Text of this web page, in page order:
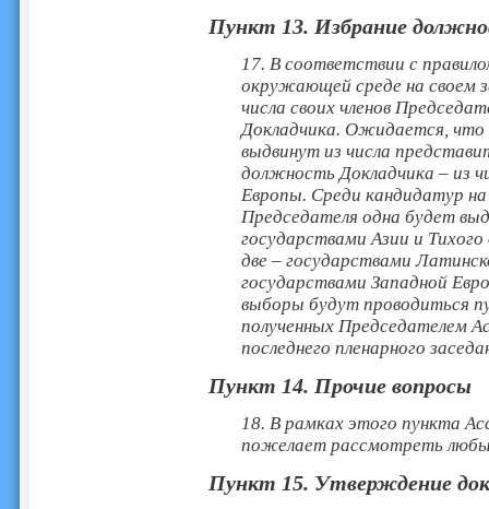
Пункт 13. Избрание
17. В соответствии с
окружающей среде на своем
числа своих членов
Докладчика. Ожидается,
выдвинут из числа
должность Докладчика – из
Европы. Среди кандидатур
Председателя одна будет
государствами Азии и
две – государствами
государствами Западной
выборы будут проводиться
полученных Председателем
последнего пленарного
Пункт 14. Прочие вопросы
18. В рамках этого пункта
пожелает рассмотреть
Пункт 15. Утверждение